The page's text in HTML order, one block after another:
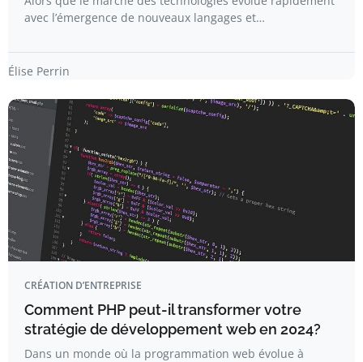
avec l’émergence de nouveaux langages et…
Élise Perrin
CRÉATION D’ENTREPRISE
Comment PHP peut-il transformer votre
stratégie de développement web en 2024?
Dans un monde où la programmation web évolue à